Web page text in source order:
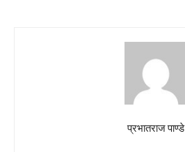
प्रभातराज पाण्डे